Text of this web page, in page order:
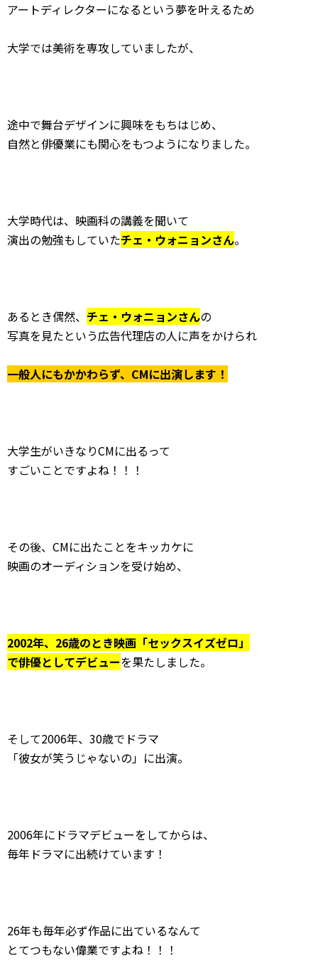
アートディレクターになるという夢を叶えるため
大学では美術を専攻していましたが、
途中で舞台デザインに興味をもちはじめ、
自然と俳優業にも関心をもつようになりました。
大学時代は、映画科の講義を聞いて
演出の勉強もしていたチェ・ウォニョンさん。
あるとき偶然、 チェ・ウォニョンさんの
写真を見たという広告代理店の人に声をかけられ
一般人にもかかわらず、CMに出演します！
大学生がいきなりCMに出るって
すごいことですよね！！！
その後、CMに出たことをキッカケに
映画のオーディションを受け始め、
2002年、26歳のとき映画「セックスイズゼロ」
で俳優としてデビューを果たしました。
そして2006年、30歳でドラマ
「彼女が笑うじゃないの」に出演。
2006年にドラマデビューをしてからは、
毎年ドラマに出続けています！
26年も毎年必ず作品に出ているなんて
とてつもない偉業ですよね！！！